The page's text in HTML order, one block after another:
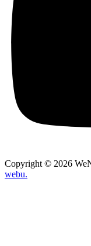
Copyright © 2026
webu.